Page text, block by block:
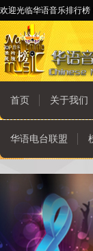
欢迎光临华语音乐排行榜
首页 关于我们
华语电台联盟